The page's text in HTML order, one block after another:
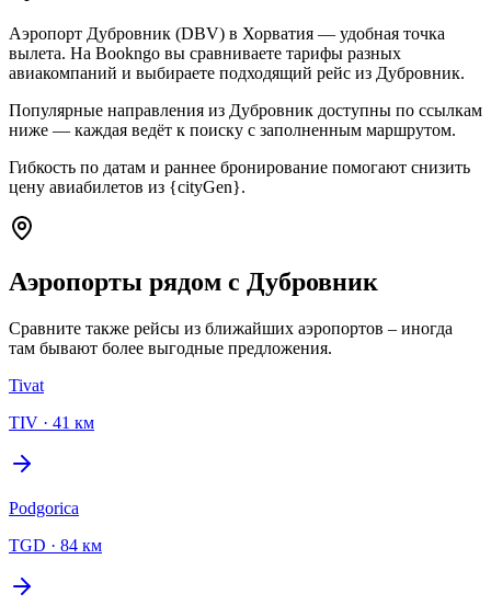
Аэропорт Дубровник (DBV) в Хорватия — удобная точка
вылета. На Bookngo вы сравниваете тарифы разных
авиакомпаний и выбираете подходящий рейс из Дубровник.
Популярные направления из Дубровник доступны по ссылкам
ниже — каждая ведёт к поиску с заполненным маршрутом.
Гибкость по датам и раннее бронирование помогают снизить
цену авиабилетов из {cityGen}.
Аэропорты рядом с Дубровник
Сравните также рейсы из ближайших аэропортов – иногда
там бывают более выгодные предложения.
Tivat
TIV · 41 км
Podgorica
TGD · 84 км